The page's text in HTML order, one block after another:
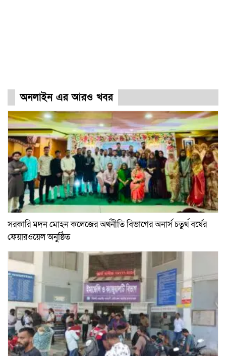
অনলাইন এর আরও খবর
সরকারি মদন মোহন কলেজের অর্থনীতি বিভাগের অনার্স চতুর্থ বর্ষের
ফেয়ারওয়েল অনুষ্ঠিত